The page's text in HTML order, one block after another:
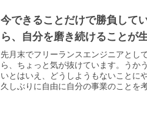
今できることだけで勝負して
ら、自分を磨き続けることが
先月末でフリーランスエンジニアとし
ら、ちょっと気が抜けています。うか
いとはいえ、どうしようもないことに
久しぶりに自由に自分の事業のことを